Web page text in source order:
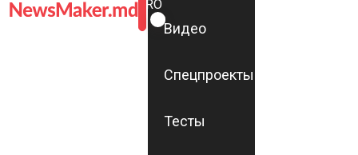
ROMÂNĂ
RU
Видео
Спецпроекты
Тесты